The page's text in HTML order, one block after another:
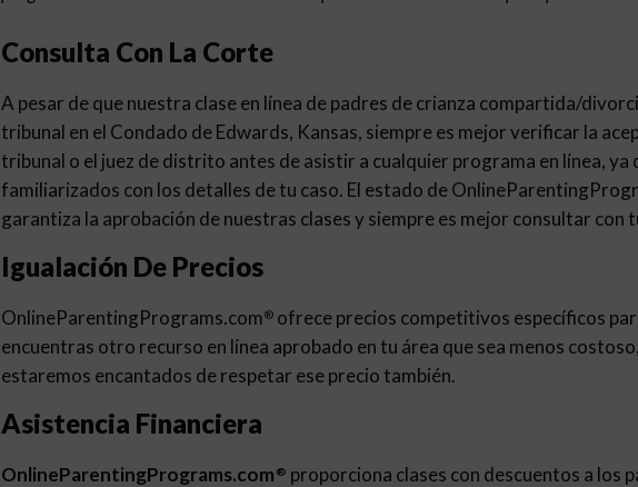
Consulta Con La Corte
A pesar de que nuestra clase en línea de padres de crianza compartida/
tribunal en el Condado de Edwards, Kansas, siempre es mejor verificar la
tribunal o el juez de distrito antes de asistir a cualquier programa en línea, ya
familiarizados con los detalles de tu caso. El estado de
garantiza la aprobación de nuestras clases y siempre es mejor consultar con
Igualación De Precios
OnlineParentingPrograms.com® ofrece precios competitivos específicos
encuentras otro recurso en línea aprobado en tu área que sea menos
estaremos encantados de respetar ese precio también.
Asistencia Financiera
OnlineParentingPrograms.com ® proporciona clases con descuentos a los